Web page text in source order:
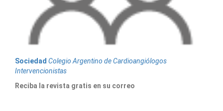
Sociedad Colegio Argentino de Cardioangiólogos
Intervencionistas
Reciba la revista gratis en su correo